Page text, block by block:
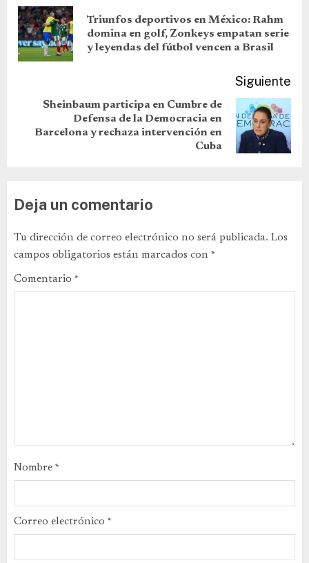
Triunfos deportivos en México: Rahm
domina en golf, Zonkeys empatan serie
y leyendas del fútbol vencen a Brasil
Siguiente
Sheinbaum participa en Cumbre de
Defensa de la Democracia en
Barcelona y rechaza intervención en
Cuba
Deja un comentario
Tu dirección de correo electrónico no será publicada. Los
campos obligatorios están marcados con *
Comentario *
Nombre *
Correo electrónico *